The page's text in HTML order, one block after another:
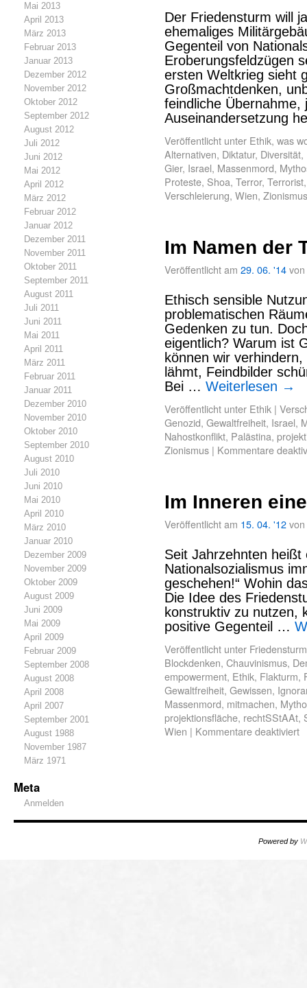
Mai 2013
April 2013
März 2013
Februar 2013
Januar 2013
Dezember 2012
November 2012
Oktober 2012
September 2012
August 2012
Juli 2012
Juni 2012
Mai 2012
April 2012
März 2012
Februar 2012
Januar 2012
Dezember 2011
November 2011
Oktober 2011
September 2011
August 2011
Juli 2011
Juni 2011
Mai 2011
April 2011
März 2011
Februar 2011
Januar 2011
Dezember 2010
November 2010
Oktober 2010
September 2010
August 2010
Juli 2010
Juni 2010
Mai 2010
April 2010
März 2010
Januar 2010
Dezember 2009
November 2009
Oktober 2009
August 2009
Juni 2009
Mai 2009
April 2009
Februar 2009
September 2008
August 2008
April 2008
April 2007
September 2001
August 1988
November 1987
März 1971
Meta
Anmelden
Der Friedensturm will
ehemaliges
Gegenteil von
Eroberungsfeldzügen
ersten Weltkrieg sieht
Großmachtdenken,
feindliche Übernahme,
Auseinandersetzung
Veröffentlicht unter Ethik, was
Alternativen, Diktatur, Diversität,
Gier, Israel, Massenmord,
Proteste, Shoa, Terror, Terrorist
Verschleierung, Wien, Zionismus
Im Namen der
Veröffentlicht am 29. 06. '14von
Ethisch sensible
problematischen
Gedenken zu tun.
eigentlich? Warum ist
können wir
lähmt, Feindbilder
Bei … Weiterlesen →
Veröffentlicht unter Ethik |
Genozid, Gewaltfreiheit, Israel,
Nahostkonflikt, Palästina,
Zionismus | Kommentare
Im Inneren
Veröffentlicht am 15. 04. '12von
Seit Jahrzehnten
Nationalsozialismus
geschehen!“ Wohin
Die Idee des
konstruktiv zu nutzen,
positive Gegenteil …
Veröffentlicht unter Friedensturm
Blockdenken, Chauvinismus,
empowerment, Ethik, Flakturm,
Gewaltfreiheit, Gewissen,
Massenmord, mitmachen,
projektionsfläche, rechtSStAAt,
Wien | Kommentare deaktiviert
Powered by